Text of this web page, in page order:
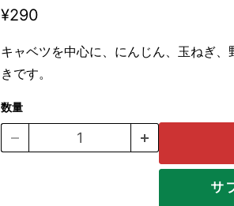
現在の価格
¥290
キャベツを中心に、にんじん、玉ねぎ
きです。
数量
サ